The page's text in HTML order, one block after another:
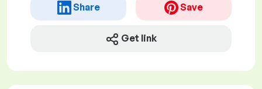
Share Save
Get link